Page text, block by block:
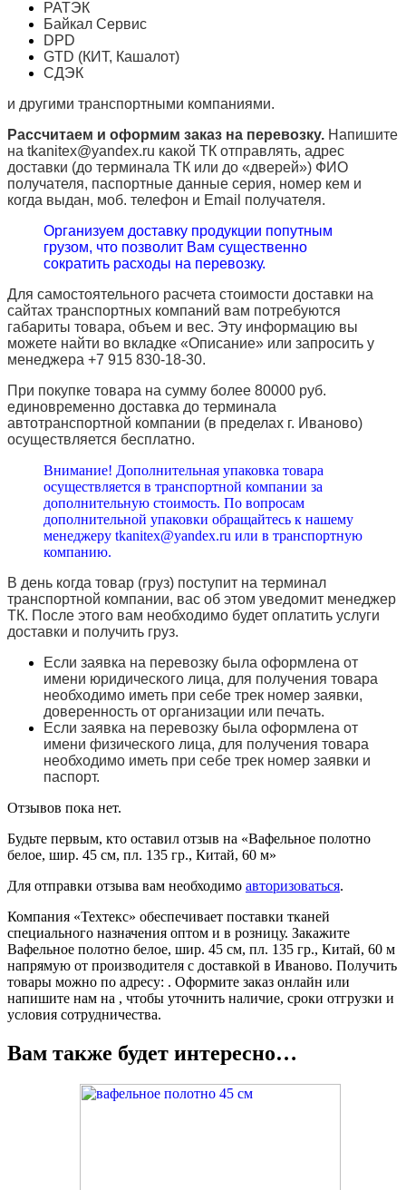
РАТЭК
Байкал Сервис
DPD
GTD (КИТ, Кашалот)
СДЭК
и другими транспортными компаниями.
Рассчитаем и оформим заказ на перевозку. Напишите
на tkanitex@yandex.ru какой ТК отправлять, адрес
доставки (до терминала ТК или до «дверей») ФИО
получателя, паспортные данные серия, номер кем и
когда выдан, моб. телефон и Email получателя.
Организуем доставку продукции попутным
грузом, что позволит Вам существенно
сократить расходы на перевозку.
Для самостоятельного расчета стоимости доставки на
сайтах транспортных компаний вам потребуются
габариты товара, объем и вес. Эту информацию вы
можете найти во вкладке «Описание» или запросить у
менеджера +7 915 830-18-30.
При покупке товара на сумму более 80000 руб.
единовременно доставка до терминала
автотранспортной компании (в пределах г. Иваново)
осуществляется бесплатно.
Внимание! Дополнительная упаковка товара
осуществляется в транспортной компании за
дополнительную стоимость. По вопросам
дополнительной упаковки обращайтесь к нашему
менеджеру tkanitex@yandex.ru или в транспортную
компанию.
В день когда товар (груз) поступит на терминал
транспортной компании, вас об этом уведомит менеджер
ТК. После этого вам необходимо будет оплатить услуги
доставки и получить груз.
Если заявка на перевозку была оформлена от
имени юридического лица, для получения товара
необходимо иметь при себе трек номер заявки,
доверенность от организации или печать.
Если заявка на перевозку была оформлена от
имени физического лица, для получения товара
необходимо иметь при себе трек номер заявки и
паспорт.
Отзывов пока нет.
Будьте первым, кто оставил отзыв на «Вафельное полотно
белое, шир. 45 см, пл. 135 гр., Китай, 60 м»
Для отправки отзыва вам необходимо авторизоваться.
Компания «Техтекс» обеспечивает поставки тканей
специального назначения оптом и в розницу. Закажите
Вафельное полотно белое, шир. 45 см, пл. 135 гр., Китай, 60 м
напрямую от производителя с доставкой в Иваново. Получить
товары можно по адресу: . Оформите заказ онлайн или
напишите нам на , чтобы уточнить наличие, сроки отгрузки и
условия сотрудничества.
Вам также будет интересно…